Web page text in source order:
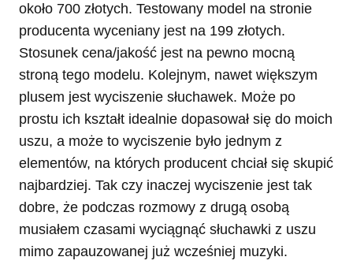
około 700 złotych. Testowany model na stronie
producenta wyceniany jest na 199 złotych.
Stosunek cena/jakość jest na pewno mocną
stroną tego modelu. Kolejnym, nawet większym
plusem jest wyciszenie słuchawek. Może po
prostu ich kształt idealnie dopasował się do moich
uszu, a może to wyciszenie było jednym z
elementów, na których producent chciał się skupić
najbardziej. Tak czy inaczej wyciszenie jest tak
dobre, że podczas rozmowy z drugą osobą
musiałem czasami wyciągnąć słuchawki z uszu
mimo zapauzowanej już wcześniej muzyki.